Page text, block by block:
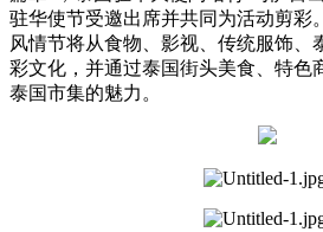
驻华使节受邀出席并共同为活动剪彩
风情节将从食物、影视、传统服饰、
彩文化，并通过泰国街头美食、特色
泰国市集的魅力。